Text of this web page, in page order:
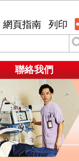
網頁指南 列印
聯絡我們